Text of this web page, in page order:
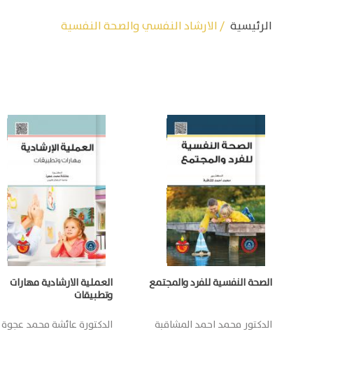
الرئيسية / الارشاد النفسي والصحة النفسية
الصحة النفسية للفرد والمجتمع
الدكتور محمد احمد المشاقبة
العملية الارشادية مهارات
وتطبيقات
الدكتورة عائشة محمد عجوة